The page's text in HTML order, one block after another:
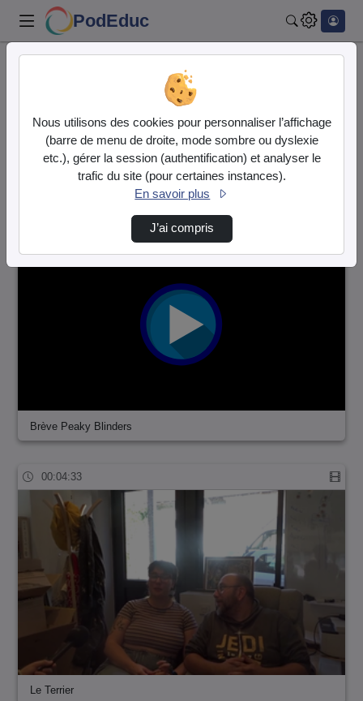
PodEduc
6 vidéos trouvées
Audio Vidéo
Direction de tri
Brève Peaky Blinders
00:04:33
Le Terrier
Nous utilisons des cookies pour personnaliser l’affichage
(barre de menu de droite, mode sombre ou dyslexie
etc.), gérer la session (authentification) et analyser le
trafic du site (pour certaines instances).
En savoir plus
J’ai compris